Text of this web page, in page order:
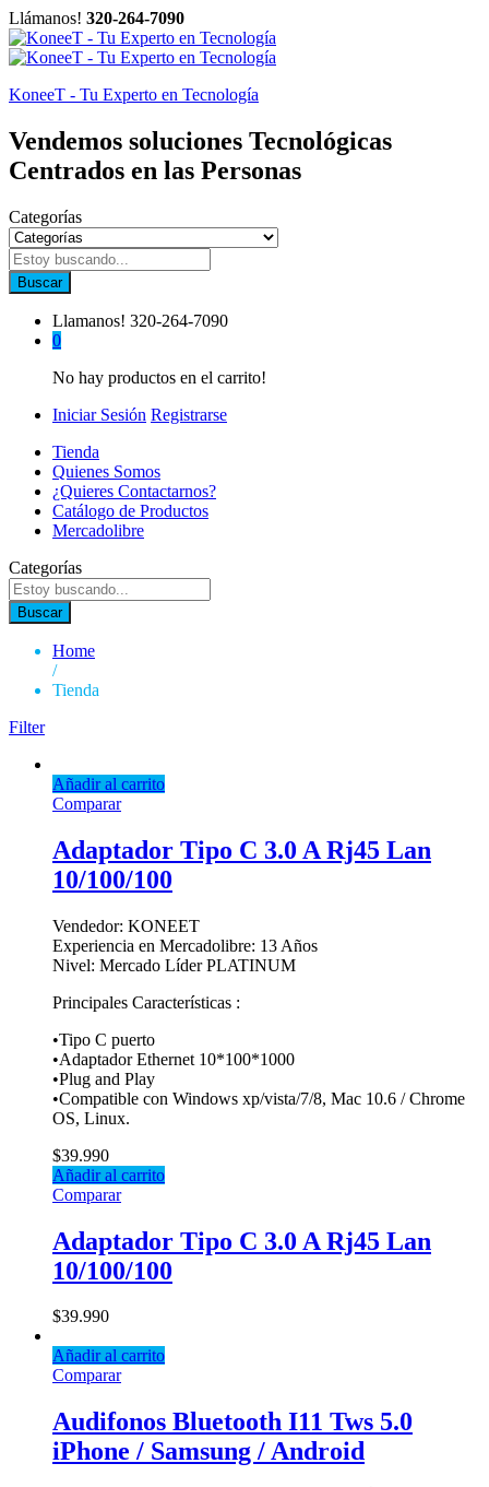
Llámanos! 320-264-7090
KoneeT - Tu Experto en Tecnología
Vendemos soluciones Tecnológicas
Centrados en las Personas
Categorías
Buscar
Llamanos! 320-264-7090
0
No hay productos en el carrito!
Iniciar Sesión Registrarse
Tienda
Quienes Somos
¿Quieres Contactarnos?
Catálogo de Productos
Mercadolibre
Categorías
Buscar
Home
/
Tienda
Filter
Añadir al carrito
Comparar
Adaptador Tipo C 3.0 A Rj45 Lan
10/100/100
Vendedor: KONEET
Experiencia en Mercadolibre: 13 Años
Nivel: Mercado Líder PLATINUM
Principales Características :
•Tipo C puerto
•Adaptador Ethernet 10*100*1000
•Plug and Play
•Compatible con Windows xp/vista/7/8, Mac 10.6 / Chrome
OS, Linux.
$39.990
Añadir al carrito
Comparar
Adaptador Tipo C 3.0 A Rj45 Lan
10/100/100
$39.990
Añadir al carrito
Comparar
Audifonos Bluetooth I11 Tws 5.0
iPhone / Samsung / Android